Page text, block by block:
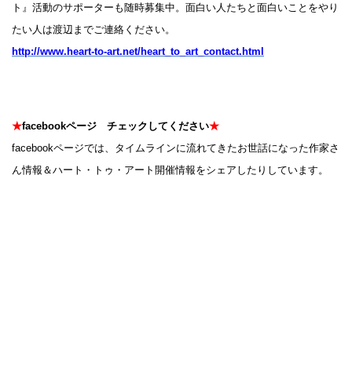
ト』活動のサポーターも随時募集中。面白い人たちと面白いことをやり
たい人は渡辺までご連絡ください。
http://www.heart-to-art.net/heart_to_art_contact.html
★facebookページ チェックしてください★
facebookページでは、タイムラインに流れてきたお世話になった作家さ
ん情報＆ハート・トゥ・アート開催情報をシェアしたりしています。